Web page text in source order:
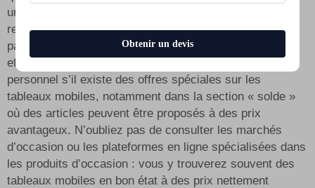
une utilisation intensive. Vous pouvez également vous
rendre dans un magasin local de fournitures de bureau :
parfois, des réductions sont accordées aux achats
effectués en magasin. N’hésitez pas à demander au
personnel s’il existe des offres spéciales sur les
tableaux mobiles, notamment dans la section « solde »
où des articles peuvent être proposés à des prix
avantageux. N’oubliez pas de consulter les marchés
d’occasion ou les plateformes en ligne spécialisées dans
les produits d’occasion : vous y trouverez souvent des
tableaux mobiles en bon état à des prix nettement
Obtenir un devis